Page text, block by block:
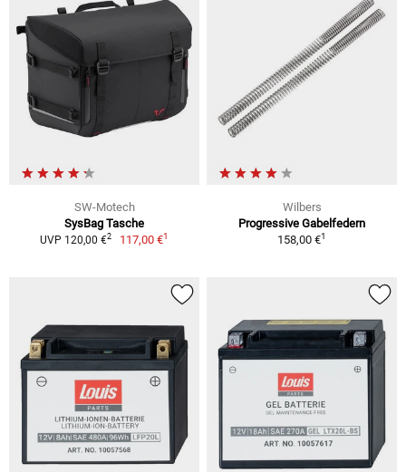
SW-Motech
SysBag Tasche
UVP 120,00 €2 117,00 €1
Wilbers
Progressive Gabelfedern
158,00 €1